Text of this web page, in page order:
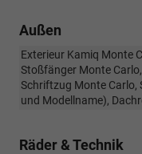
Außen
Exterieur Kamiq Monte
Stoßfänger Monte
Schriftzug Monte Carlo,
und Modellname),
Räder & Technik